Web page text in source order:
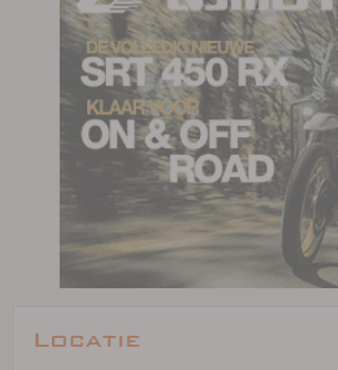
Locatie